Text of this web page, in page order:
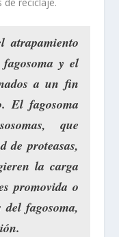
atrapamiento
y el
a un fin
El fagosoma
que
de proteasas,
la carga
promovida o
fagosoma,